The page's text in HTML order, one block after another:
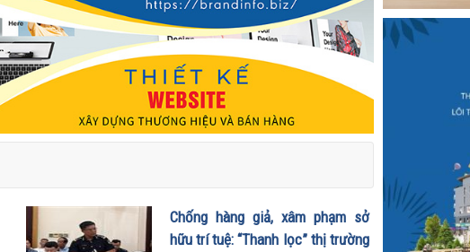
Chống hàng giả, xâm phạm sở
hữu trí tuệ: “Thanh lọc” thị trường